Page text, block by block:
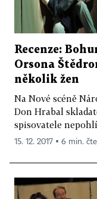
Recenze:
Orsona
několik žen
Na Nové scéně
Don Hrabal
spisovatele
15. 12. 2017 ▪ 6 min.